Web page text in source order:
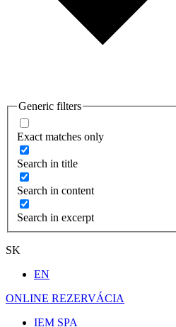
Generic filters
Exact matches only
Search in title
Search in content
Search in excerpt
SK
EN
ONLINE REZERVÁCIA
IEM SPA